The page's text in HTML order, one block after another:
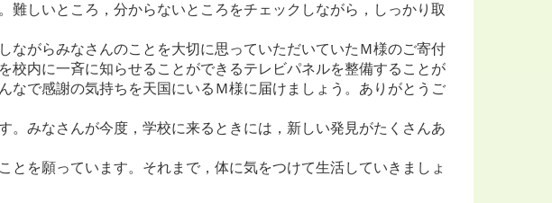
難しいところ，分からないところをチェックしながら，しっかり取
がらみなさんのことを大切に思っていただいていたＭ様のご寄付
校内に一斉に知らせることができるテレビパネルを整備することが
なで感謝の気持ちを天国にいるＭ様に届けましょう。ありがとうご
みなさんが今度，学校に来るときには，新しい発見がたくさんあ
を願っています。それまで，体に気をつけて生活していきましょ